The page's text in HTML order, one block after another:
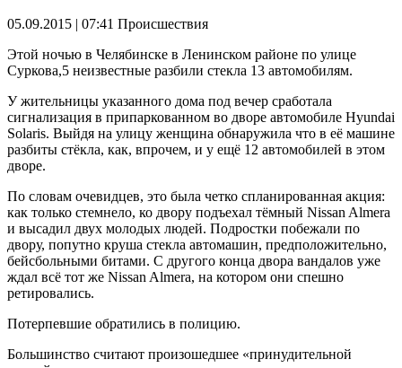
05.09.2015 | 07:41 Происшествия
Этой ночью в Челябинске в Ленинском районе по улице
Суркова,5 неизвестные разбили стекла 13 автомобилям.
У жительницы указанного дома под вечер сработала
сигнализация в припаркованном во дворе автомобиле Hyundai
Solaris. Выйдя на улицу женщина обнаружила что в её машине
разбиты стёкла, как, впрочем, и у ещё 12 автомобилей в этом
дворе.
По словам очевидцев, это была четко спланированная акция:
как только стемнело, ко двору подъехал тёмный Nissan Almera
и высадил двух молодых людей. Подростки побежали по
двору, попутно круша стекла автомашин, предположительно,
бейсбольными битами. С другого конца двора вандалов уже
ждал всё тот же Nissan Almera, на котором они спешно
ретировались.
Потерпевшие обратились в полицию.
Большинство считают произошедшее «принудительной